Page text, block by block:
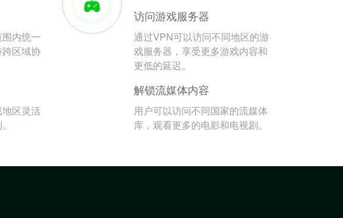
内统一
区域协
区灵活
访问游戏服务器
通过VPN可以访问不同地区的游
戏服务器，享受更多游戏内容和
更低的延迟。
解锁流媒体内容
用户可以访问不同国家的流媒体
库，观看更多的电影和电视剧。